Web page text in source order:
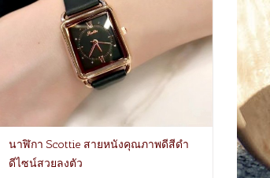
นาฬิกา Scottie สายหนังคุณภาพดีสีดำ
ดีไซน์สวยลงตัว